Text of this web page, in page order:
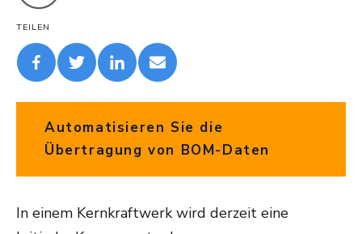
TEILEN
Automatisieren Sie die
Übertragung von BOM-Daten
In einem Kernkraftwerk wird derzeit eine